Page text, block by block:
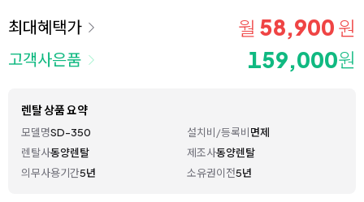
최대혜택가 월 58,900 원
고객사은품 159,000원
렌탈 상품 요약
모델명SD-350 설치비/등록비면제
렌탈사동양렌탈 제조사동양렌탈
의무사용기간5년 소유권이전5년